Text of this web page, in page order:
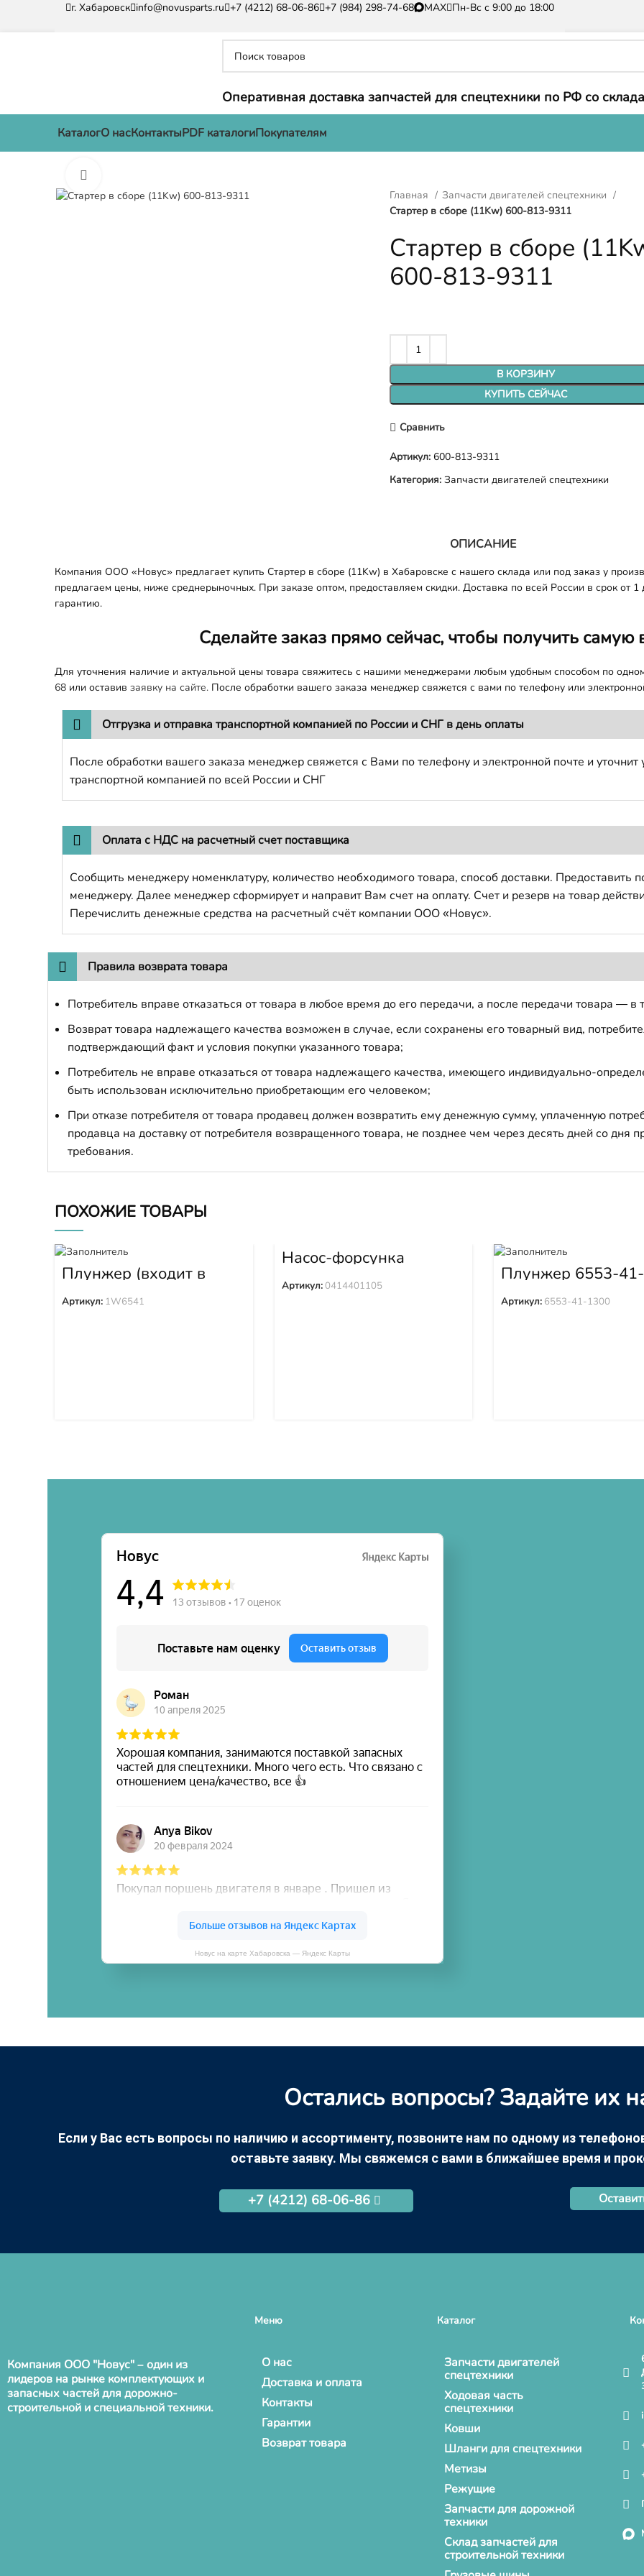
г. Хабаровск info@novusparts.ru +7 (4212) 68-06-86 +7 (984) 298-74-68 MAX Пн-Вс с 9:00 до 18:00
Оперативная доставка запчастей для спецтехники по РФ со
КаталогО насКонтактыPDF каталогиПокупателям
Главная
Запчасти двигателей спецтехники
Стартер в сборе (11Kw) 600-813-9311
Стартер в сборе
600-813-9311
В КОРЗИНУ
КУПИТЬ СЕЙЧАС
Сравнить
Артикул: 600-813-9311
Категория: Запчасти двигателей спецтехники
ОПИСАНИЕ
Компания ООО «Новус» предлагает купить Стартер в сборе (11Kw) в Хабаровске с нашего склада или под заказ у
предлагаем цены, ниже среднерыночных. При заказе оптом, предоставляем скидки. Доставка по всей России в срок от 1
гарантию.
Сделайте заказ прямо сейчас, чтобы получить
Для уточнения наличие и актуальной цены товара свяжитесь с нашими менеджерами любым удобным способом по
68 или оставив заявку на сайте. После обработки вашего заказа менеджер свяжется с вами по телефону или
Отгрузка и отправка транспортной компанией по России и СНГ в день оплаты
После обработки вашего заказа менеджер свяжется с Вами по телефону и электронной почте и уточнит
транспортной компанией по всей России и СНГ
Оплата с НДС на расчетный счет поставщика
Сообщить менеджеру номенклатуру, количество необходимого товара, способ доставки.
менеджеру. Далее менеджер сформирует и направит Вам счет на оплату. Счет и резерв на товар
Перечислить денежные средства на расчетный счёт компании ООО «Новус».
Правила возврата товара
Потребитель вправе отказаться от товара в любое время до его передачи, а после передачи товара — в
Возврат товара надлежащего качества возможен в случае, если сохранены его товарный вид,
подтверждающий факт и условия покупки указанного товара;
Потребитель не вправе отказаться от товара надлежащего качества, имеющего индивидуально-
быть использован исключительно приобретающим его человеком;
При отказе потребителя от товара продавец должен возвратить ему денежную сумму, уплаченную
продавца на доставку от потребителя возвращенного товара, не позднее чем через десять дней со дня
требования.
ПОХОЖИЕ ТОВАРЫ
Плунжер (входит в
1W6539) 1W6541
Артикул: 1W6541
Насос-форсунка
0414401105
Артикул:0414401105
Плунжер 6553-
Артикул: 6553-41-1300
Новус на карте Хабаровска — Яндекс Карты
Остались вопросы? Задайте их
Если у Вас есть вопросы по наличию и ассортименту, позвоните нам по одному из
оставьте заявку. Мы свяжемся с вами в ближайшее время и
+7 (4212) 68-06-86
Компания ООО "Новус" – один из
лидеров на рынке комплектующих и
запасных частей для дорожно-
строительной и специальной техники.
Меню
О нас
Доставка и оплата
Контакты
Гарантии
Возврат товара
Каталог
Запчасти двигателей
спецтехники
Ходовая часть
спецтехники
Ковши
Шланги для спецтехники
Метизы
Режущие
Запчасти для дорожной
техники
Склад запчастей для
строительной техники